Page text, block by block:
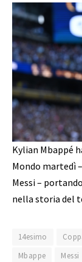
Kylian Mbappé
Mondo martedì
Messi –
nella storia del
14esimo
Mbappe
Messi